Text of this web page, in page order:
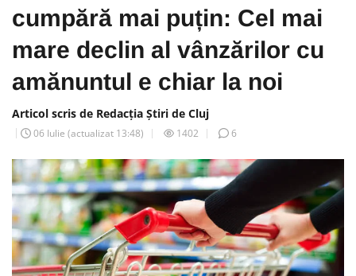
cumpără mai puțin: Cel mai
mare declin al vânzărilor cu
amănuntul e chiar la noi
Articol scris de Redacția Știri de Cluj
06 Iulie (actualizat 13:48) 1402 6